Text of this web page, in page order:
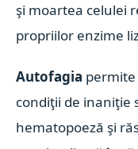
şi moartea celulei
propriilor enzime
Autofagia
condiţii de inaniţie
hematopoeză şi